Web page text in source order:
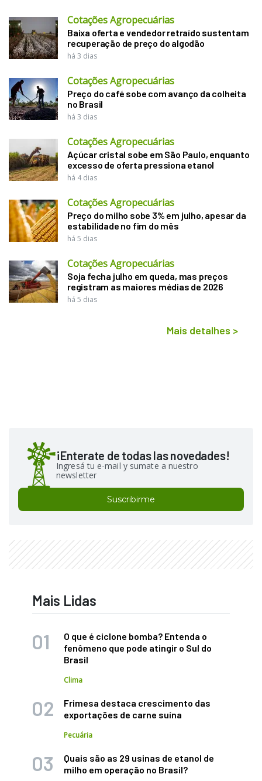
Cotações Agropecuárias
Baixa oferta e vendedor retraído sustentam
recuperação de preço do algodão
há 3 dias
Cotações Agropecuárias
Preço do café sobe com avanço da colheita
no Brasil
há 3 dias
Cotações Agropecuárias
Açúcar cristal sobe em São Paulo, enquanto
excesso de oferta pressiona etanol
há 4 dias
Cotações Agropecuárias
Preço do milho sobe 3% em julho, apesar da
estabilidade no fim do mês
há 5 dias
Cotações Agropecuárias
Soja fecha julho em queda, mas preços
registram as maiores médias de 2026
há 5 dias
Mais detalhes >
¡Enterate de todas las novedades!
Ingresá tu e-mail y sumate a nuestro
newsletter
Suscribirme
Mais Lidas
O que é ciclone bomba? Entenda o
fenômeno que pode atingir o Sul do
Brasil
Clima
Frimesa destaca crescimento das
exportações de carne suína
Pecuária
Quais são as 29 usinas de etanol de
milho em operação no Brasil?